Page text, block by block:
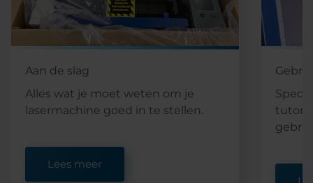
Aan de slag
Alles wat je moet weten om je
lasermachine goed in te stellen.
Lees meer